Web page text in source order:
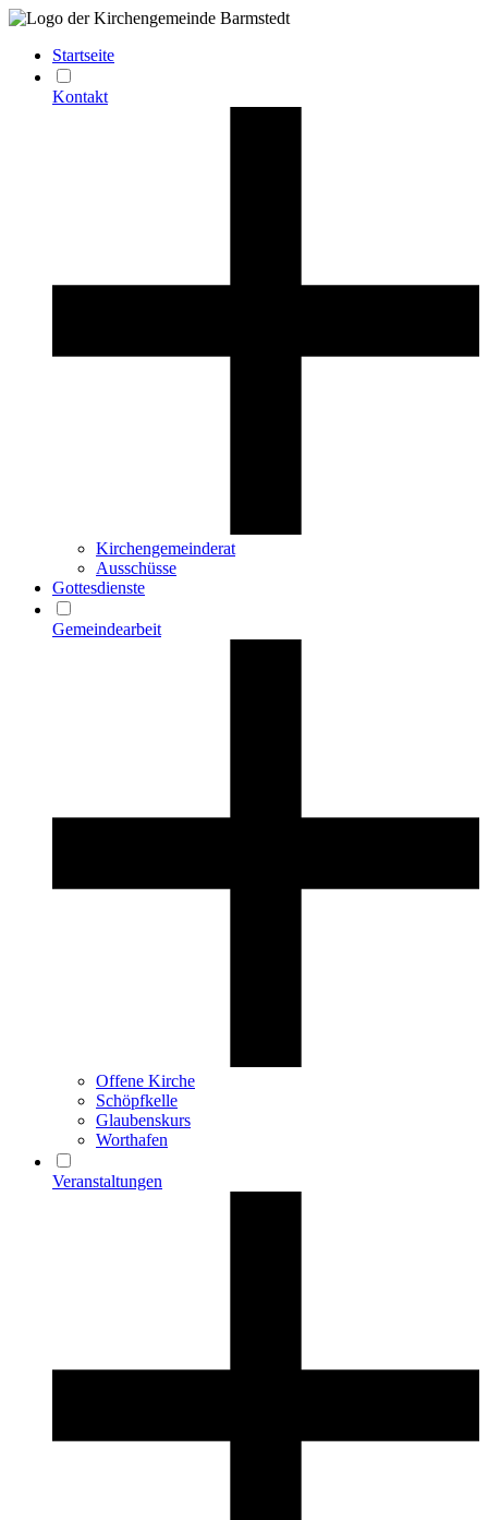
Startseite
Kontakt
Kirchengemeinderat
Ausschüsse
Gottesdienste
Gemeindearbeit
Offene Kirche
Schöpfkelle
Glaubenskurs
Worthafen
Veranstaltungen